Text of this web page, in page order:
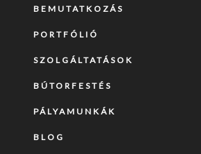
BEMUTATKOZÁS
PORTFÓLIÓ
SZOLGÁLTATÁSOK
BÚTORFESTÉS
PÁLYAMUNKÁK
BLOG